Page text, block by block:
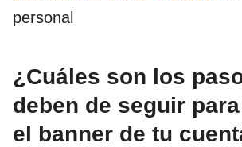
personal
¿Cuáles son los
deben de seguir
el banner de tu